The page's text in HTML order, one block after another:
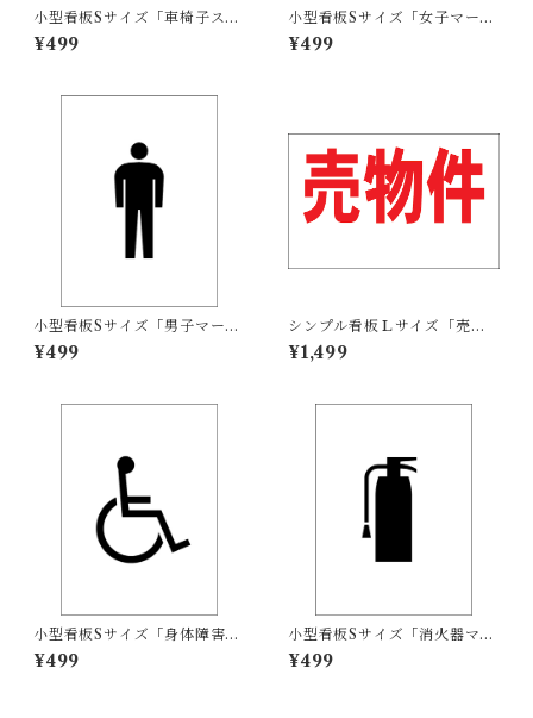
小型看板Sサイズ「車椅子スロ
ープマーク（黒）」 屋外可
【その他・マーク】
¥499
小型看板Sサイズ「女子マーク
（赤）」 屋外可【その他・マ
ーク】
¥499
小型看板Sサイズ「男子マーク
（黒）」 屋外可【その他・マ
ーク】
¥499
シンプル看板Ｌサイズ「売物
件（余白付）」【不動産】屋
外可
¥1,499
小型看板Sサイズ「身体障害者
マーク（黒）」 屋外可【その
他・マーク】
¥499
小型看板Sサイズ「消火器マー
ク（黒）」 屋外可【その他・
マーク】
¥499